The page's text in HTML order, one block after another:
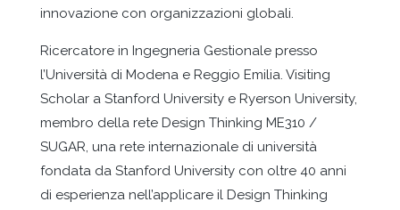
innovazione con organizzazioni globali.
Ricercatore in Ingegneria Gestionale presso
l’Università di Modena e Reggio Emilia. Visiting
Scholar a Stanford University e Ryerson University,
membro della rete Design Thinking ME310 /
SUGAR, una rete internazionale di università
fondata da Stanford University con oltre 40 anni
di esperienza nell’applicare il Design Thinking